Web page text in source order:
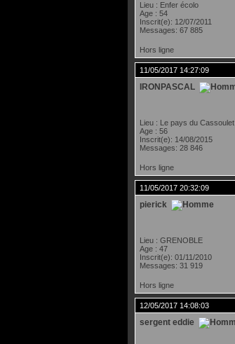
Lieu : Enfer écolo
Age : 54
Inscrit(e): 12/07/2011
Messages: 67 885
Hors ligne
11/05/2017 14:27:09
IRONPASCAL
Lieu : Le pays du Cassoulet
Age : 56
Inscrit(e): 14/08/2015
Messages: 28 846
Hors ligne
11/05/2017 20:32:09
pierick
Lieu : GRENOBLE
Age : 47
Inscrit(e): 01/11/2010
Messages: 31 919
Hors ligne
12/05/2017 14:08:03
sergent eddie